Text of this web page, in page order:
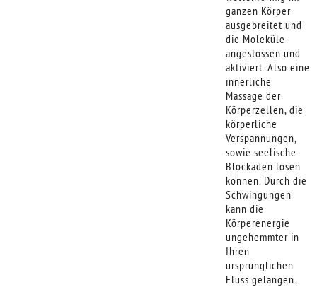
ganzen Körper
ausgebreitet und
die Moleküle
angestossen und
aktiviert. Also eine
innerliche
Massage der
Körperzellen, die
körperliche
Verspannungen,
sowie seelische
Blockaden lösen
können. Durch die
Schwingungen
kann die
Körperenergie
ungehemmter in
Ihren
ursprünglichen
Fluss gelangen.